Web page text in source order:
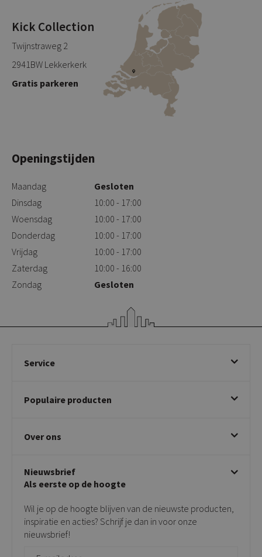
Kick Collection
Twijnstraweg 2
2941BW Lekkerkerk
Gratis parkeren
Openingstijden
Maandag
Gesloten
Dinsdag
10:00 - 17:00
Woensdag
10:00 - 17:00
Donderdag
10:00 - 17:00
Vrijdag
10:00 - 17:00
Zaterdag
10:00 - 16:00
Zondag
Gesloten
Service
Betalen & annuleren
Klachtafhandeling
Privacy policy
Populaire producten
Draaibare eetkamerstoelen
Taupe stoelen
Tuinstoelen
Bijzettafels
Over ons
Showroom
Contact
Onderhoudsproducten
Vloerbescherming
Giftcards
Nieuwsbrief
Als eerste op de hoogte
Wil je op de hoogte blijven van de nieuwste producten,
inspiratie en acties? Schrijf je dan in voor onze
nieuwsbrief!